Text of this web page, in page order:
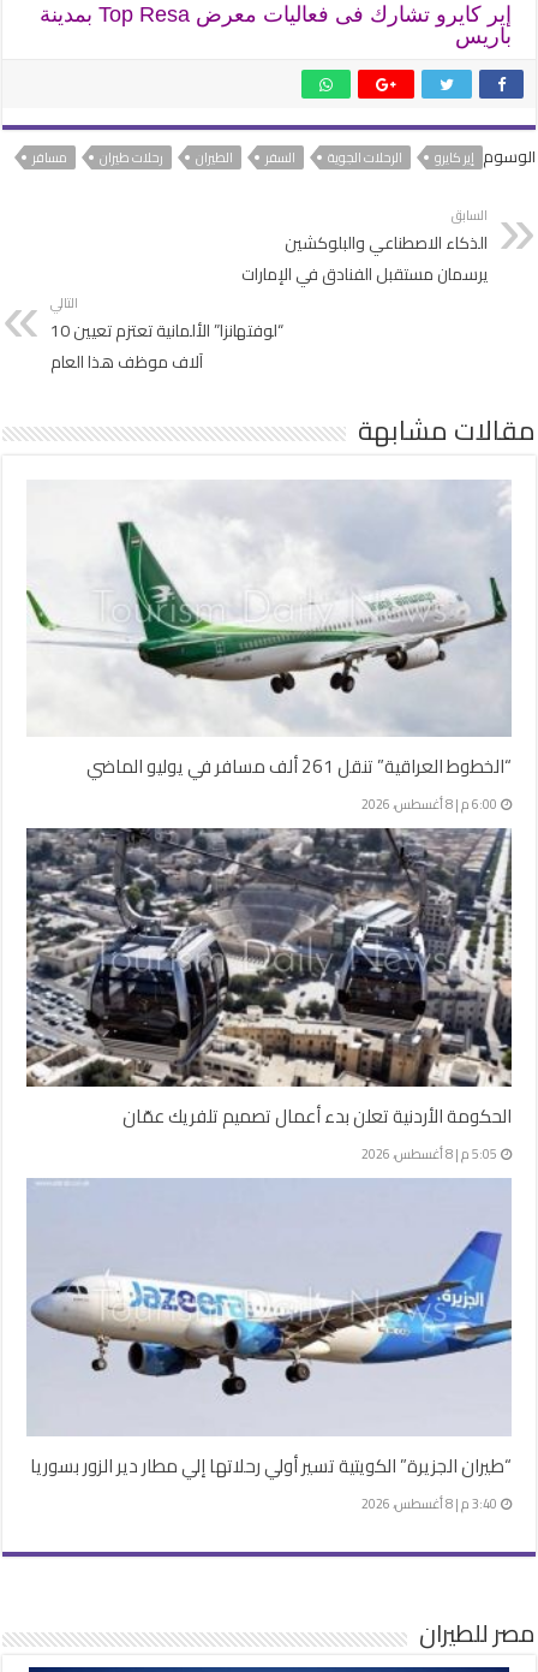
إير كايرو تشارك فى فعاليات معرض Top Resa بمدينة
باريس
الوسوم إير كايرو الرحلات الجوية السفر الطيران رحلات طيران مسافر
السابق
الذكاء الاصطناعي والبلوكشين
يرسمان مستقبل الفنادق في الإمارات
التالي
“لوفتهانزا” الألمانية تعتزم تعيين 10
آلاف موظف هذا العام
مقالات مشابهة
“الخطوط العراقية” تنقل 261 ألف مسافر في يوليو الماضي
6:00 م | 8 أغسطس، 2026
الحكومة الأردنية تعلن بدء أعمال تصميم تلفريك عمّان
5:05 م | 8 أغسطس، 2026
“طيران الجزيرة” الكويتية تسير أولي رحلاتها إلي مطار دير الزور بسوريا
3:40 م | 8 أغسطس، 2026
مصر للطيران